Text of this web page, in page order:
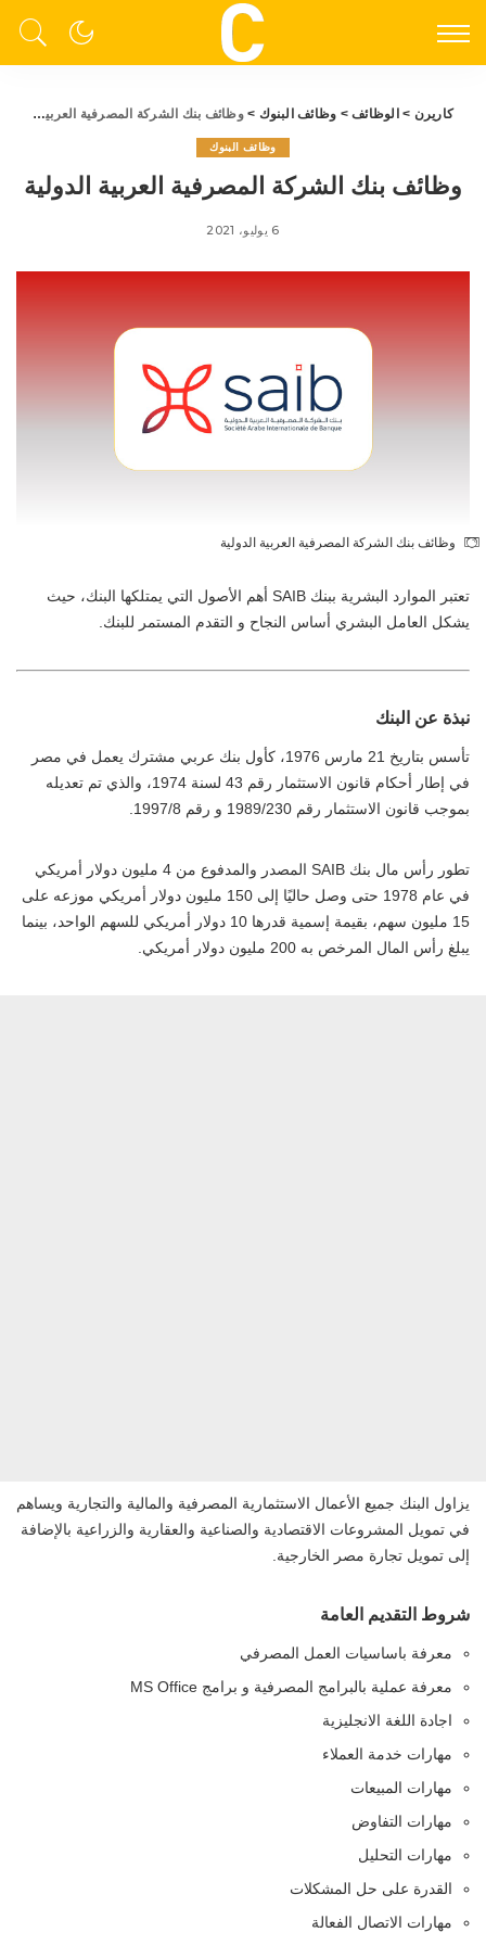
كاريرن > الوظائف> وظائف البنوك >وظائف بنك الشركة المصرفية العربية الدولية
وظائف البنوك
وظائف بنك الشركة المصرفية العربية الدولية
6 يوليو، 2021
وظائف بنك الشركة المصرفية العربية الدولية
تعتبر الموارد البشرية ببنك SAIB أهم الأصول التي يمتلكها البنك، حيث
يشكل العامل البشري أساس النجاح و التقدم المستمر للبنك.
نبذة عن البنك
تأسس بتاريخ 21 مارس 1976، كأول بنك عربي مشترك يعمل في مصر
في إطار أحكام قانون الاستثمار رقم 43 لسنة 1974، والذي تم تعديله
بموجب قانون الاستثمار رقم 1989/230 و رقم 1997/8.
تطور رأس مال بنك SAIB المصدر والمدفوع من 4 مليون دولار أمريكي
في عام 1978 حتى وصل حاليًا إلى 150 مليون دولار أمريكي موزعه على
15 مليون سهم، بقيمة إسمية قدرها 10 دولار أمريكي للسهم الواحد، بينما
يبلغ رأس المال المرخص به 200 مليون دولار أمريكي.
يزاول البنك جميع الأعمال الاستثمارية المصرفية والمالية والتجارية ويساهم
في تمويل المشروعات الاقتصادية والصناعية والعقارية والزراعية بالإضافة
إلى تمويل تجارة مصر الخارجية.
شروط التقديم العامة
معرفة باساسيات العمل المصرفي
معرفة عملية بالبرامج المصرفية و برامج MS Office
اجادة اللغة الانجليزية
مهارات خدمة العملاء
مهارات المبيعات
مهارات التفاوض
مهارات التحليل
القدرة على حل المشكلات
مهارات الاتصال الفعالة